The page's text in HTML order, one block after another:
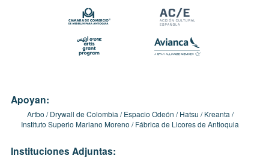
Apoyan:
Artbo Drywall de Colombia Espacio Odeón Hatsu
Kreanta
Instituto Superio Mariano Moreno
Fábrica de Licores de Antioquia
Instituciones Adjuntas: